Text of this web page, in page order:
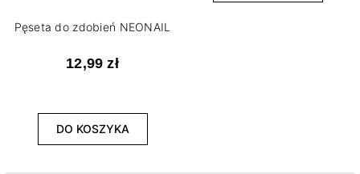
Pęseta do zdobień NEONAIL
12,99 zł
DO KOSZYKA